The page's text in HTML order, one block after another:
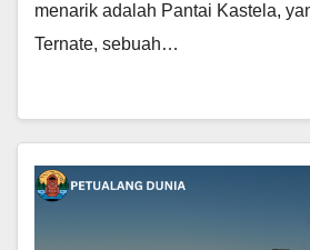
menarik adalah Pantai Kastela,
Ternate, sebuah…